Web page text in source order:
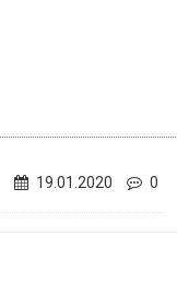
19.01.2020 0